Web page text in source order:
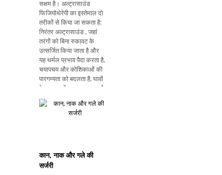
सक्षम है। अल्ट्रासाउंड
फिजियोथेरेपी का इस्तेमाल दो
तरीकों से किया जा सकता है:
निरंतर अल्ट्रासाउंड , जहां
तरंगों को बिना रुकावट के
उत्सर्जित किया जाता है और
यह थर्मल प्रभाव पैदा करता है,
चयापचय और कोशिकाओं की
पारगम्यता को बदलता है, घावों
के उपचार में सहायता करता है
और सूजन को कम करता है,
पुरानी घावों के इलाज में भी
अधिक प्रभावी होता है; स्पंदित
कान, नाक और गले की
सर्जरी